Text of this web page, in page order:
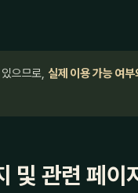
으므로, 실제 이용 가능 여
및 관련 페이